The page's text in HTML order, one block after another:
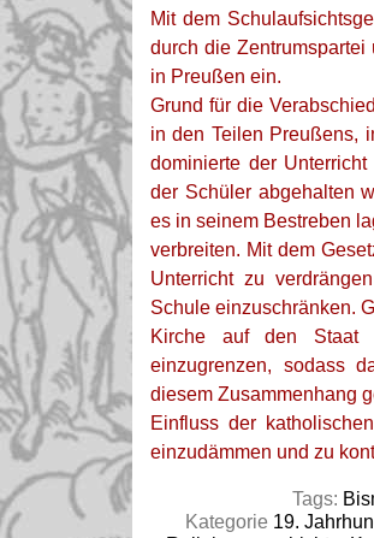
Mit dem
durch die
in Preußen ein.
Grund für die
in den Teilen Preußens,
dominierte der
der Schüler abgehalten
es in seinem Bestreben
verbreiten. Mit dem
Unterricht zu
Schule einzuschränken.
Kirche auf den Staat
einzugrenzen, sodass
diesem Zusammenhang
Einfluss der
einzudämmen und zu
Tags:
Kategorie 19.